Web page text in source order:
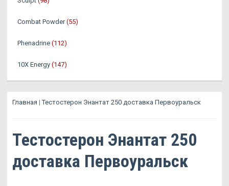
Combat Powder (55)
Phenadrine (112)
10X Energy (147)
Главная |Тестостерон Энантат 250 доставка Первоуральск
Тестостерон Энантат 250
доставка Первоуральск